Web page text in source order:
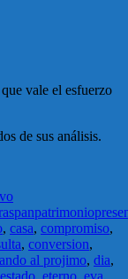
vale el esfuerzo
de sus análisis.
panpatrimonio
, casa, compromiso,
, conversion,
al projimo, dia,
estado, eterno, eva,